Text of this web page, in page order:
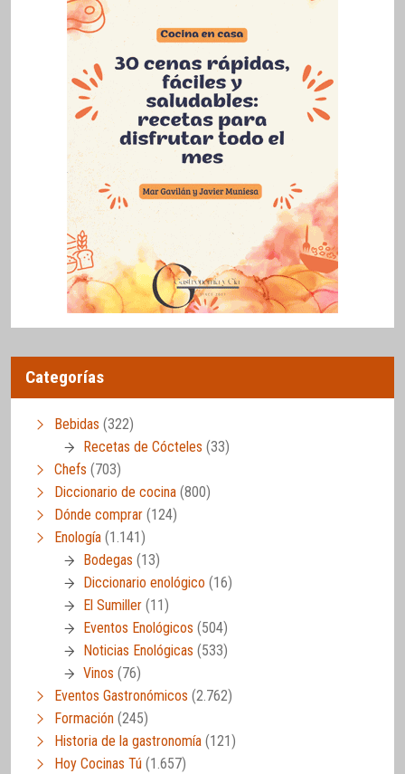
Categorías
Bebidas (322)
Recetas de Cócteles (33)
Chefs (703)
Diccionario de cocina (800)
Dónde comprar (124)
Enología (1.141)
Bodegas (13)
Diccionario enológico (16)
El Sumiller (11)
Eventos Enológicos (504)
Noticias Enológicas (533)
Vinos (76)
Eventos Gastronómicos (2.762)
Formación (245)
Historia de la gastronomía (121)
Hoy Cocinas Tú (1.657)